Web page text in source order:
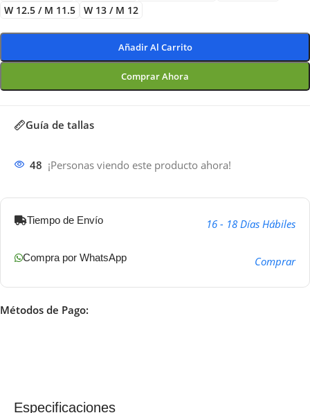
W 12.5 / M 11.5
W 13 / M 12
Añadir Al Carrito
Comprar Ahora
Guía de tallas
48 ¡Personas viendo este producto ahora!
Tiempo de Envío 16 - 18 Días Hábiles
Compra por WhatsApp Comprar
Métodos de Pago:
Especificaciones